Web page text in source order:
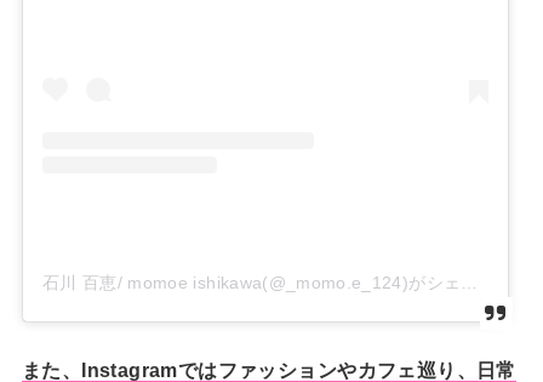
また、Instagramではファッションやカフェ巡り、日常